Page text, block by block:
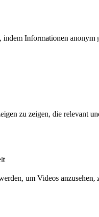
Informationen
zu zeigen, die relevant
um Videos